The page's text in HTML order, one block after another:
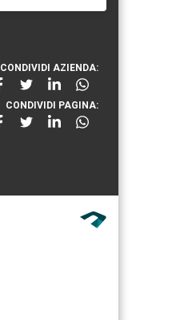
CONDIVIDI AZIENDA:
CONDIVIDI PAGINA: